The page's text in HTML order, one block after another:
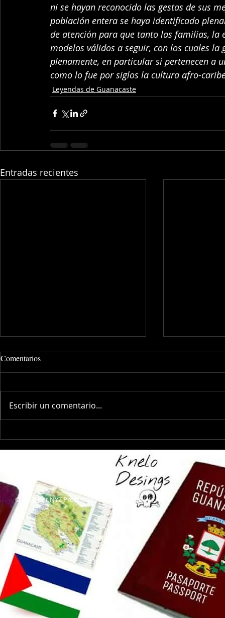
ni se hayan reconocido las gestas de sus
población entera se haya identificado
de atención para que tanto las familias, la
modelos válidos a seguir, con los cuales
plenamente, en particular si pertenecen a
como lo fue por siglos la cultura afro-
Leyendas de Guanacaste
Entradas recientes
Mago…chorotega". Nicoya 06-
vueltas de
Comentarios
Escribir un comentario...
© 2023 por NYZ Producciones . Creado conWix.com